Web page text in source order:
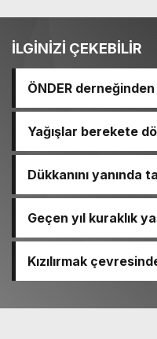
İLGİNİZİ ÇEKEBİLİR
ÖNDER
Yağışlar berekete
Dükkanını yanında
Geçen yıl kuraklık
Kızılırmak
ediyor